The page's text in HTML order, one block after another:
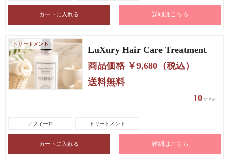
詳細はこちら
トリートメント
LuXury Hair Care Treatment
アフィーロ トリートメント
商品価格 ￥9,680（税込）
送料無料
10 view
詳細はこちら